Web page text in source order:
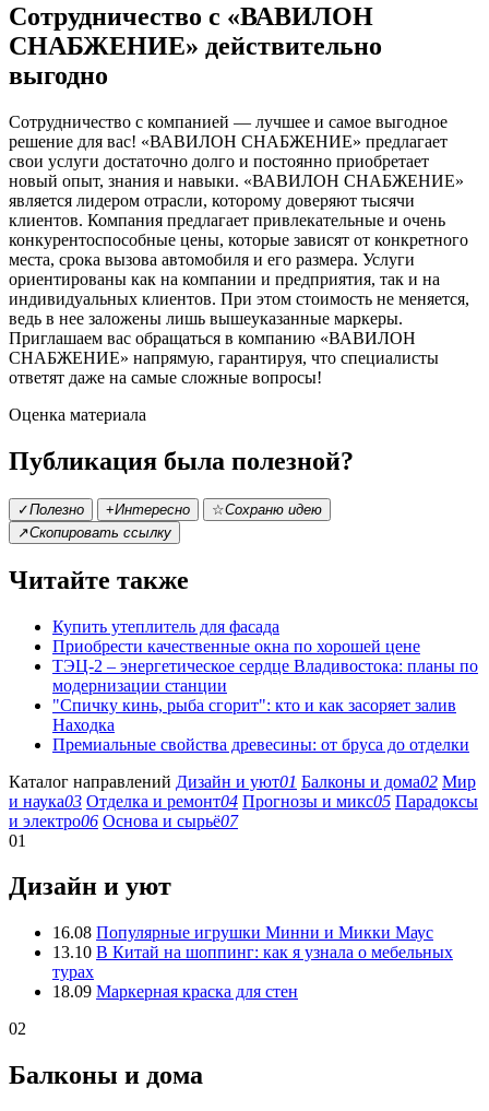
Сотрудничество с «ВАВИЛОН
СНАБЖЕНИЕ» действительно
выгодно
Сотрудничество с компанией — лучшее и самое выгодное
решение для вас! «ВАВИЛОН СНАБЖЕНИЕ» предлагает
свои услуги достаточно долго и постоянно приобретает
новый опыт, знания и навыки. «ВАВИЛОН СНАБЖЕНИЕ»
является лидером отрасли, которому доверяют тысячи
клиентов. Компания предлагает привлекательные и очень
конкурентоспособные цены, которые зависят от конкретного
места, срока вызова автомобиля и его размера. Услуги
ориентированы как на компании и предприятия, так и на
индивидуальных клиентов. При этом стоимость не меняется,
ведь в нее заложены лишь вышеуказанные маркеры.
Приглашаем вас обращаться в компанию «ВАВИЛОН
СНАБЖЕНИЕ» напрямую, гарантируя, что специалисты
ответят даже на самые сложные вопросы!
Оценка материала
Публикация была полезной?
✓Полезно +Интересно ☆Сохраню идею
↗Скопировать ссылку
Читайте также
Купить утеплитель для фасада
Приобрести качественные окна по хорошей цене
ТЭЦ-2 – энергетическое сердце Владивостока: планы по
модернизации станции
"Спичку кинь, рыба сгорит": кто и как засоряет залив
Находка
Премиальные свойства древесины: от бруса до отделки
Каталог направлений Дизайн и уют01 Балконы и дома02 Мир
и наука03 Отделка и ремонт04 Прогнозы и микс05 Парадоксы
и электро06 Основа и сырьё07
01
Дизайн и уют
16.08 Популярные игрушки Минни и Микки Маус
13.10 В Китай на шоппинг: как я узнала о мебельных
турах
18.09 Маркерная краска для стен
02
Балконы и дома